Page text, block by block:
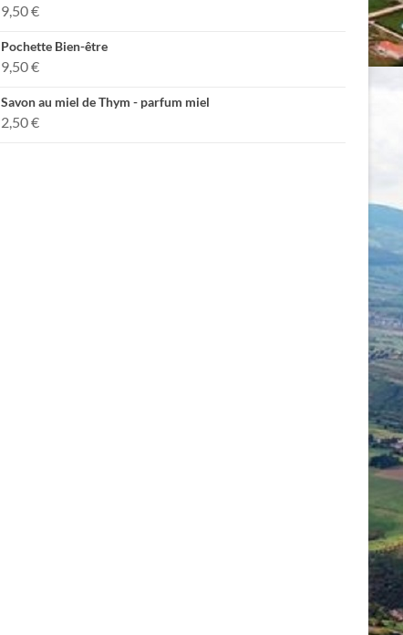
9,50€
Pochette Bien-être
9,50€
Savon au miel de Thym - parfum miel
2,50€